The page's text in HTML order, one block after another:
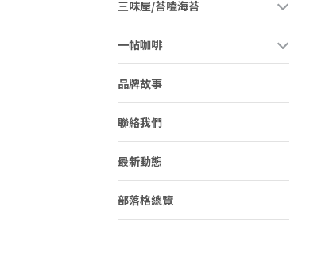
三味屋/苔嗑海苔
一帖咖啡
品牌故事
聯絡我們
最新動態
部落格總覽